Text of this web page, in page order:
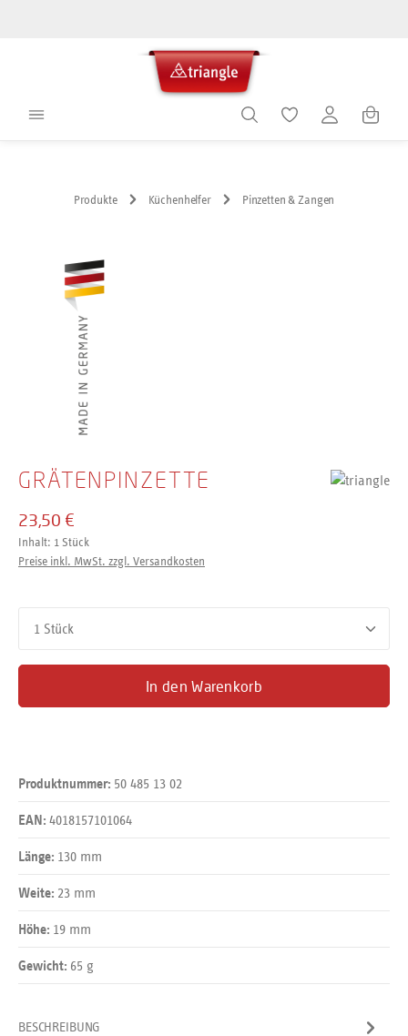
Produkte Küchenhelfer Pinzetten & Zangen
GRÄTENPINZETTE
23,50 €
Inhalt: 1 Stück
Preise inkl. MwSt. zzgl. Versandkosten
In den Warenkorb
Produktnummer: 50 485 13 02
EAN: 4018157101064
Länge: 130 mm
Weite: 23 mm
Höhe: 19 mm
Gewicht: 65 g
BESCHREIBUNG